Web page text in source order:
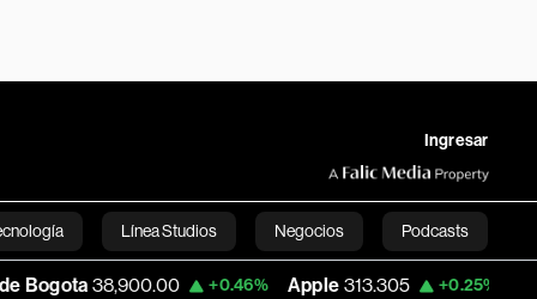
Ingresar
Línea Studios Negocios Podcasts
English+0.46% Apple 313.305 +0.25% USD COP